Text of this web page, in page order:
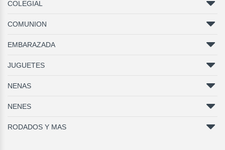
COLEGIAL
COMUNION
EMBARAZADA
JUGUETES
NENAS
NENES
RODADOS Y MAS